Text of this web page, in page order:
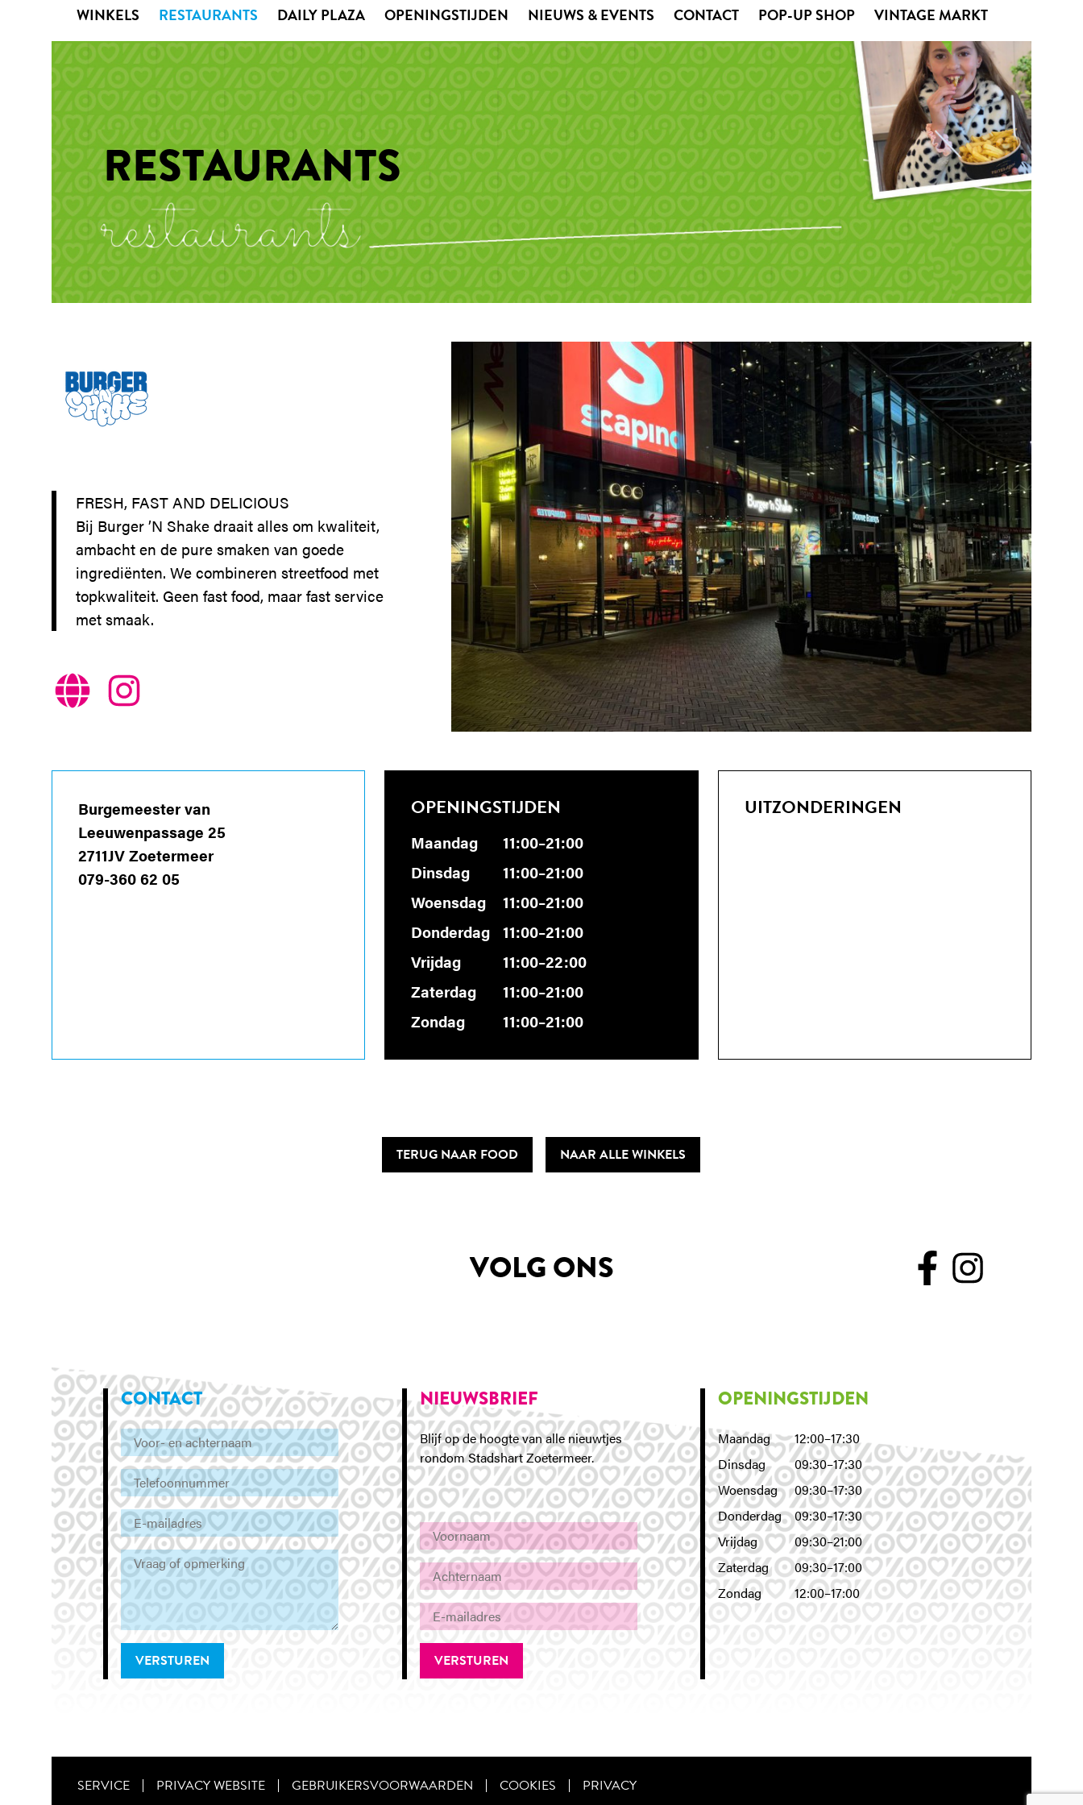
WINKELS RESTAURANTS DAILY PLAZA OPENINGSTIJDEN NIEUWS & EVENTS CONTACT POP-UP SHOP VINTAGE MARKT
RESTAURANTS
FRESH, FAST AND DELICIOUS
Bij Burger ’N Shake draait alles om kwaliteit,
ambacht en de pure smaken van goede
ingrediënten. We combineren streetfood met
topkwaliteit. Geen fast food, maar fast service
met smaak.
Burgemeester van
Leeuwenpassage 25
2711JV Zoetermeer
079-360 62 05
OPENINGSTIJDEN
Maandag
11:00–21:00
Dinsdag
11:00–21:00
Woensdag
11:00–21:00
Donderdag
11:00–21:00
Vrijdag
11:00–22:00
Zaterdag
11:00–21:00
Zondag
11:00–21:00
UITZONDERINGEN
TERUG NAAR FOOD NAAR ALLE WINKELS
VOLG ONS
CONTACT
VERSTUREN
NIEUWSBRIEF
Blijf op de hoogte van alle nieuwtjes
rondom Stadshart Zoetermeer.
OPENINGSTIJDEN
Maandag
12:00–17:30
Dinsdag
09:30–17:30
Woensdag
09:30–17:30
Donderdag
09:30–17:30
Vrijdag
09:30–21:00
Zaterdag
09:30–17:00
Zondag
12:00–17:00
SERVICE PRIVACY WEBSITE GEBRUIKERSVOORWAARDEN COOKIES PRIVACY